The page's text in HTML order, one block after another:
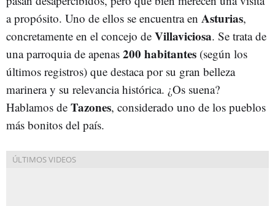
a propósito. Uno de ellos se encuentra en Asturias,
concretamente en el concejo de Villaviciosa. Se trata de
una parroquia de apenas 200 habitantes (según los
últimos registros) que destaca por su gran belleza
marinera y su relevancia histórica. ¿Os suena?
Hablamos de Tazones, considerado uno de los pueblos
más bonitos del país.